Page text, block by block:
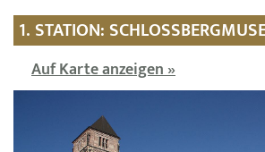
1. STATION:
Auf Karte anzeigen »